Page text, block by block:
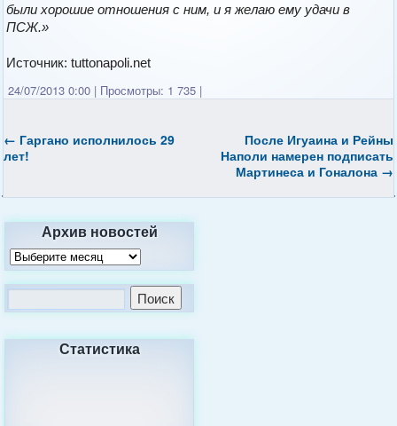
были хорошие отношения с ним, и я желаю ему удачи в
ПСЖ.»
Источник: tuttonapoli.net
24/07/2013 0:00 | Просмотры: 1 735 |
← Гаргано исполнилось 29
лет!
После Игуаина и Рейны
Наполи намерен подписать
Мартинеса и Гоналона →
Архив новостей
Статистика